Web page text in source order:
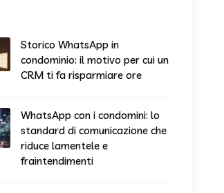
Storico WhatsApp in
condominio: il motivo per cui un
CRM ti fa risparmiare ore
WhatsApp con i condomini: lo
standard di comunicazione che
riduce lamentele e
fraintendimenti